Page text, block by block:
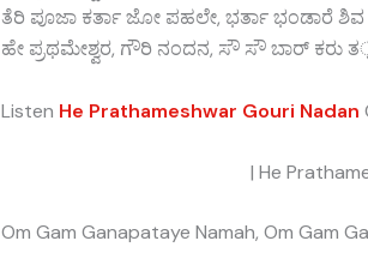
ತೆರಿ ಪೂಜಾ ಕರ್ತಾ ಜೋ ಪಹಲೇ, ಭರ್ತಾ ಭಂಡಾರೆ
ಹೇ ಪ್ರಥಮೇಶ್ವರ, ಗೌರಿ ನಂದನ, ಸೌ ಸೌ ಬಾರ್ ಕರು
Listen He Prathameshwar Gouri Nadan
| He
Om Gam Ganapataye Namah, Om Gam